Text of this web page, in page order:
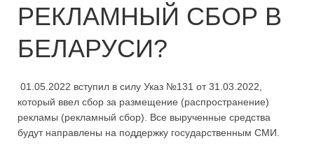
РЕКЛАМНЫЙ СБОР В
БЕЛАРУСИ?
01.05.2022 вступил в силу Указ №131 от 31.03.2022,
который ввел сбор за размещение (распространение)
рекламы (рекламный сбор). Все вырученные средства
будут направлены на поддержку государственным СМИ.